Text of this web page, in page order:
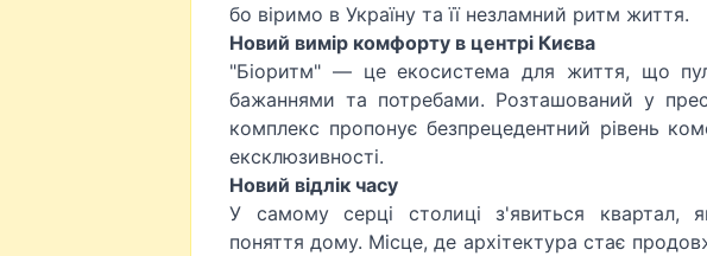
бо віримо в Україну та її незламний ритм життя.
Новий вимір комфорту в центрі Києва
"Біоритм" — це екосистема для життя, що
бажаннями та потребами. Розташований у
комплекс пропонує безпрецедентний рівень
ексклюзивності.
Новий відлік часу
У самому серці столиці з'явиться квартал,
поняття дому. Місце, де архітектура стає